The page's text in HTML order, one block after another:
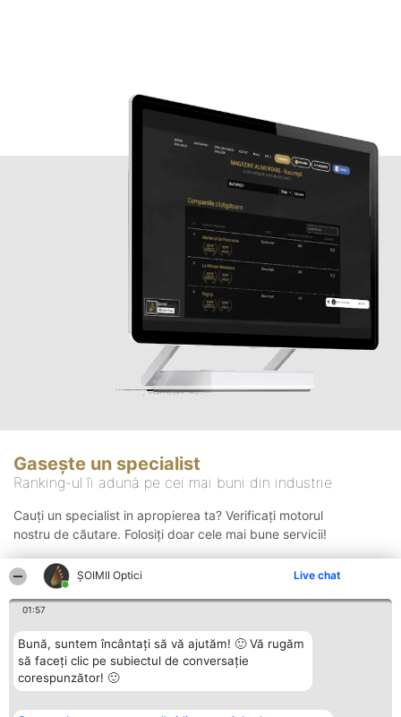
ȘOIMII Optici Live chat
01:57
Bună, suntem încântați să vă ajutăm! 🙂 Vă rugăm
să faceți clic pe subiectul de conversație
corespunzător! 🙂
Gasește un specialist
Ranking-ul îi adună pe cei mai buni din industrie
Cauți un specialist in apropierea ta? Verificați motorul
nostru de căutare. Folosiți doar cele mai bune servicii!